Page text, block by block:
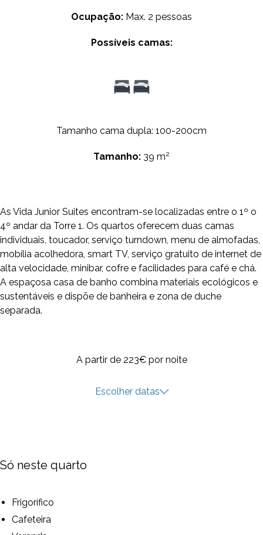
Ocupação: Max. 2 pessoas
Possíveis camas:
Tamanho cama dupla: 100-200cm
Tamanho: 39 m2
As Vida Junior Suites encontram-se localizadas entre o 1º o
4º andar da Torre 1. Os quartos oferecem duas camas
individuais, toucador, serviço turndown, menu de almofadas,
mobília acolhedora, smart TV, serviço gratuito de internet de
alta velocidade, minibar, cofre e facilidades para café e chá.
A espaçosa casa de banho combina materiais ecológicos e
sustentáveis e dispõe de banheira e zona de duche
separada.
A partir de 223€por noite
Escolher datas
Só neste quarto
Frigorífico
Cafeteira